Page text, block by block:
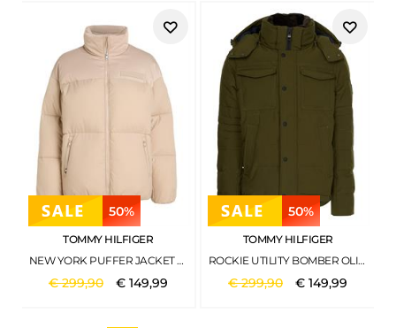
50%
TOMMY HILFIGER
NEW YORK PUFFER JACKET MERINO BEIGE
€299,90 € 149,99
50%
TOMMY HILFIGER
ROCKIE UTILITY BOMBER OLIVEWOOD
€299,90 €149,99